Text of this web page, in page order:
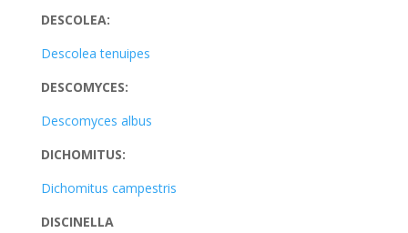
DESCOLEA:
Descolea tenuipes
DESCOMYCES:
Descomyces albus
DICHOMITUS:
Dichomitus campestris
DISCINELLA